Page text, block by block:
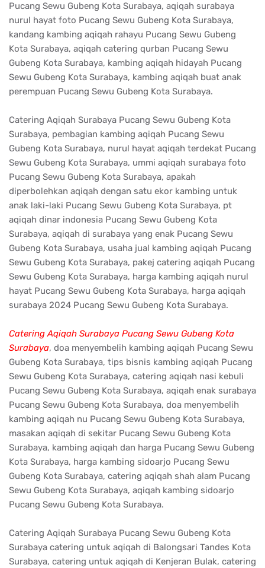
Pucang Sewu Gubeng Kota Surabaya, aqiqah surabaya
nurul hayat foto Pucang Sewu Gubeng Kota Surabaya,
kandang kambing aqiqah rahayu Pucang Sewu Gubeng
Kota Surabaya, aqiqah catering qurban Pucang Sewu
Gubeng Kota Surabaya, kambing aqiqah hidayah Pucang
Sewu Gubeng Kota Surabaya, kambing aqiqah buat anak
perempuan Pucang Sewu Gubeng Kota Surabaya.
Catering Aqiqah Surabaya Pucang Sewu Gubeng Kota
Surabaya, pembagian kambing aqiqah Pucang Sewu
Gubeng Kota Surabaya, nurul hayat aqiqah terdekat Pucang
Sewu Gubeng Kota Surabaya, ummi aqiqah surabaya foto
Pucang Sewu Gubeng Kota Surabaya, apakah
diperbolehkan aqiqah dengan satu ekor kambing untuk
anak laki-laki Pucang Sewu Gubeng Kota Surabaya, pt
aqiqah dinar indonesia Pucang Sewu Gubeng Kota
Surabaya, aqiqah di surabaya yang enak Pucang Sewu
Gubeng Kota Surabaya, usaha jual kambing aqiqah Pucang
Sewu Gubeng Kota Surabaya, pakej catering aqiqah Pucang
Sewu Gubeng Kota Surabaya, harga kambing aqiqah nurul
hayat Pucang Sewu Gubeng Kota Surabaya, harga aqiqah
surabaya 2024 Pucang Sewu Gubeng Kota Surabaya.
Catering Aqiqah Surabaya Pucang Sewu Gubeng Kota
Surabaya, doa menyembelih kambing aqiqah Pucang Sewu
Gubeng Kota Surabaya, tips bisnis kambing aqiqah Pucang
Sewu Gubeng Kota Surabaya, catering aqiqah nasi kebuli
Pucang Sewu Gubeng Kota Surabaya, aqiqah enak surabaya
Pucang Sewu Gubeng Kota Surabaya, doa menyembelih
kambing aqiqah nu Pucang Sewu Gubeng Kota Surabaya,
masakan aqiqah di sekitar Pucang Sewu Gubeng Kota
Surabaya, kambing aqiqah dan harga Pucang Sewu Gubeng
Kota Surabaya, harga kambing sidoarjo Pucang Sewu
Gubeng Kota Surabaya, catering aqiqah shah alam Pucang
Sewu Gubeng Kota Surabaya, aqiqah kambing sidoarjo
Pucang Sewu Gubeng Kota Surabaya.
Catering Aqiqah Surabaya Pucang Sewu Gubeng Kota
Surabaya catering untuk aqiqah di Balongsari Tandes Kota
Surabaya, catering untuk aqiqah di Kenjeran Bulak, catering